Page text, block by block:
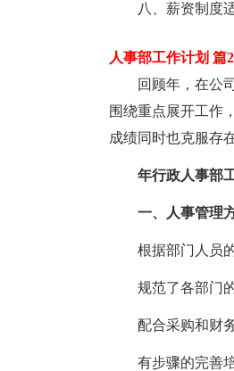
八、薪资制度
人事部工作计划 篇2
回顾年，在公
围绕重点展开工作
成绩同时也克服存
年行政人事部
一、人事管理
根据部门人员
规范了各部门
配合采购和财
有步骤的完善